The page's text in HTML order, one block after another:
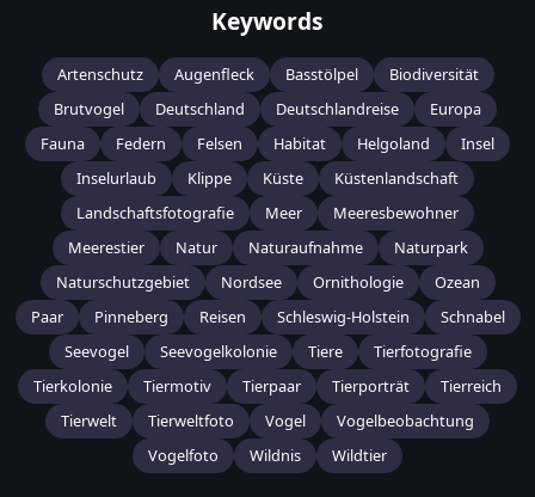
Keywords
Artenschutz Augenfleck Basstölpel
Biodiversität
Brutvogel
Deutschland Deutschlandreise
Europa
Fauna
Federn Felsen Habitat Helgoland
Insel
Inselurlaub
Klippe Küste
Küstenlandschaft
Landschaftsfotografie
Meer
Meeresbewohner
Meerestier
Natur Naturaufnahme
Naturpark
Naturschutzgebiet
Nordsee Ornithologie
Ozean
Paar
Pinneberg Reisen Schleswig-Holstein
Schnabel
Seevogel
Seevogelkolonie Tiere
Tierfotografie
Tierkolonie
Tiermotiv Tierpaar Tierporträt
Tierreich
Tierwelt
Tierweltfoto Vogel
Vogelbeobachtung
Vogelfoto
Wildnis Wildtier